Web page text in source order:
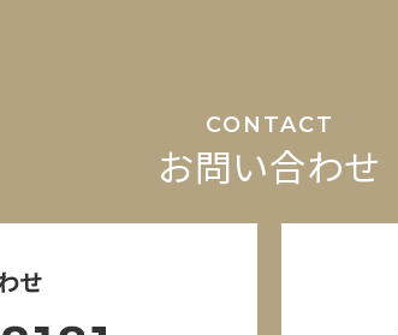
CONTACT
お問い合わせ